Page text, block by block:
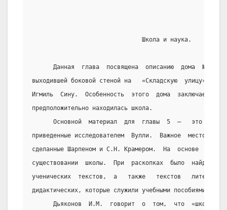
                               Школа и наука.
Данная  глава  посвящена  описанию  дома  №  1
выходившей боковой стеной на   «Складскую  улицу»,
Игмиль  Сину.  Особенность  этого  дома
предположительно находилась школа.
Основной  материал  для  главы  5  –   это
приведенные исследователем  Вулли.  Важное  место  в
сделанные Шарпеном и С.Н. Крамером.  На  основе  чего
существовании  школы.  При  раскопках  было  найдено
ученических  текстов,  а   также   текстов
дидактических, которые служили учебными пособиями.
Дьяконов  И.М.  говорит  о  том,  что  «школ  в